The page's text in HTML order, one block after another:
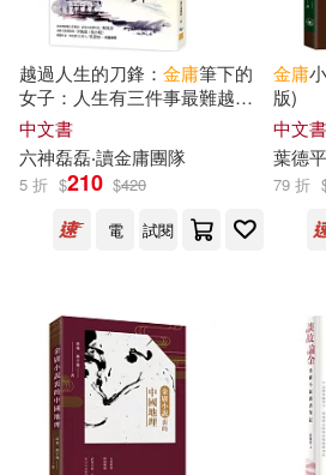
做金庸的男人(3) 六神
吳鉤(3)
居正(3)
蘇墱基(3)
辛先軍(3)
廣州出版社(6) 志光保
中國商業出版社(5)
天地出版社(5) 崧燁文化
任性出版(4) 天地圖書(4)
崧博出版(4) 東雨文化
可新加坡店取(791)
可菲律賓店取(791)
適合平板閱讀(8)
其他 (可複選)
越過人生的刀鋒： 金庸筆下的
女子：人生有三件事最難越
過：面對誘惑、面對委屈、面
對執念。 金庸
寫女人，比英雄
更動人。
中文書
六神磊磊‧讀金庸團隊
5 折 $210 $420
電
試閱
金庸
版)
中文書
葉德平
79 折